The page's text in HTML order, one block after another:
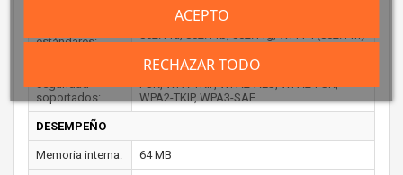
estándares:
soportados:
64-bit WEP, 128-bit WEP, WPA-AES, WPA-
WPA2-TKIP, WPA3-SAE
DESEMPEÑO
Memoria interna: 64 MB
RECHAZAR TODO
ACEPTO